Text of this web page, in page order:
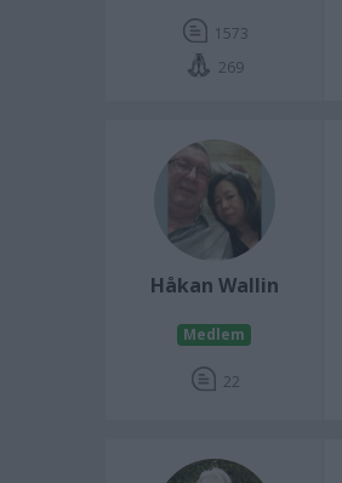
1573
269
Håkan Wallin
Medlem
22